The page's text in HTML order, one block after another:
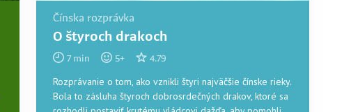
Čínska rozprávka
O štyroch drakoch
7min 5+ 4.79
Rozprávanie o tom, ako vznikli štyri najväčšie čínske rieky.
Bola to zásluha štyroch dobrosrdečných drakov, ktoré sa